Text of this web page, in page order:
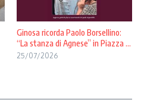
Ginosa ricorda Paolo Borsellino:
“La stanza di Agnese” in Piazza ...
25/07/2026